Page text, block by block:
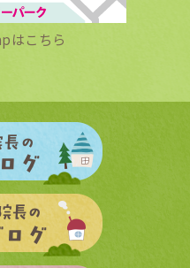
はこちら